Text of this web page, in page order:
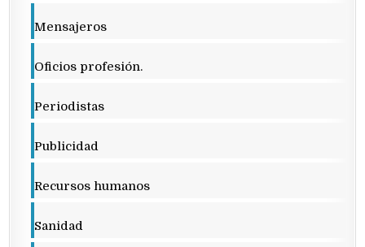
Mensajeros
Oficios profesión.
Periodistas
Publicidad
Recursos humanos
Sanidad